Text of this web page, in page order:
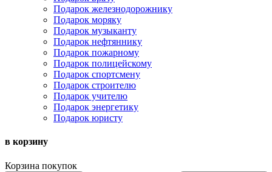
Подарок железнодорожнику
Подарок моряку
Подарок музыканту
Подарок нефтяннику
Подарок пожарному
Подарок полицейскому
Подарок спортсмену
Подарок строителю
Подарок учителю
Подарок энергетику
Подарок юристу
в корзину
Корзина покупок